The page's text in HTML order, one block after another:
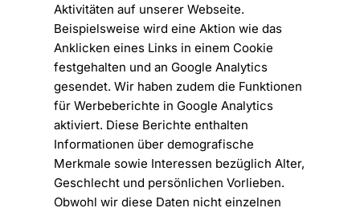
Aktivitäten auf unserer Webseite.
Beispielsweise wird eine Aktion wie das
Anklicken eines Links in einem Cookie
festgehalten und an Google Analytics
gesendet. Wir haben zudem die Funktionen
für Werbeberichte in Google Analytics
aktiviert. Diese Berichte enthalten
Informationen über demografische
Merkmale sowie Interessen bezüglich Alter,
Geschlecht und persönlichen Vorlieben.
Obwohl wir diese Daten nicht einzelnen